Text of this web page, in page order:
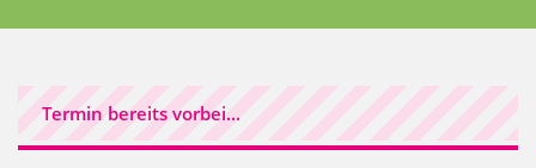
Termin bereits vorbei...